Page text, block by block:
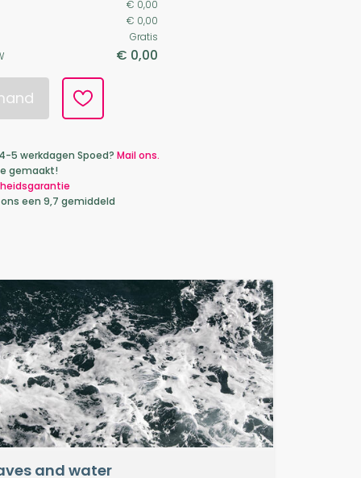
€ 0,00
€ 0,00
Gratis
€ 0,00
5 werkdagen Spoed? Mail ons.
gemaakt!
een 9,7 gemiddeld
and water